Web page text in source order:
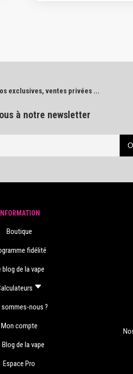
exclusives, ventes privées ...
à notre newsletter
INFORMATION
Boutique
fidélité
blog de la vape
sommes-nous ?
Mon compte
Blog de la vape
Espace Pro